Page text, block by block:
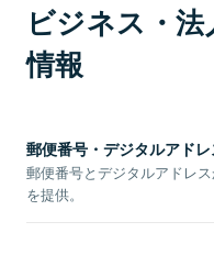
ビジネス・
情報
郵便番号・デジタルアド
郵便番号とデジタルアドレ
を提供。